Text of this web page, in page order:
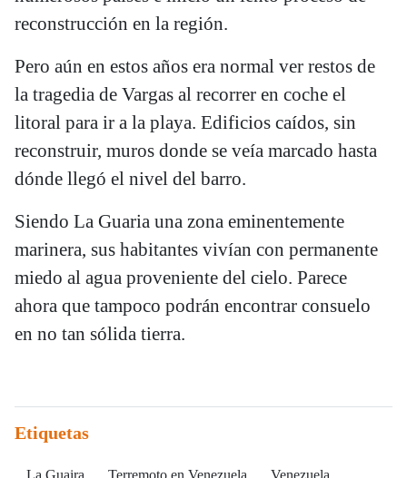
reconstrucción en la región.
Pero aún en estos años era normal ver restos de
la tragedia de Vargas al recorrer en coche el
litoral para ir a la playa. Edificios caídos, sin
reconstruir, muros donde se veía marcado hasta
dónde llegó el nivel del barro.
Siendo La Guaria una zona eminentemente
marinera, sus habitantes vivían con permanente
miedo al agua proveniente del cielo. Parece
ahora que tampoco podrán encontrar consuelo
en no tan sólida tierra.
Etiquetas
La Guaira Terremoto en Venezuela Venezuela